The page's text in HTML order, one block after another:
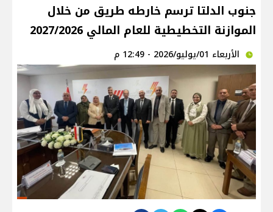
جنوب الدلتا ترسم خارطه طريق من خلال
الموازنة التخطيطية للعام المالي 2027/2026
الأربعاء 01/يوليو/2026 - 12:49 م